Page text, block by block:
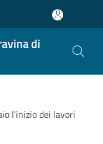
di
l'inizio dei lavori